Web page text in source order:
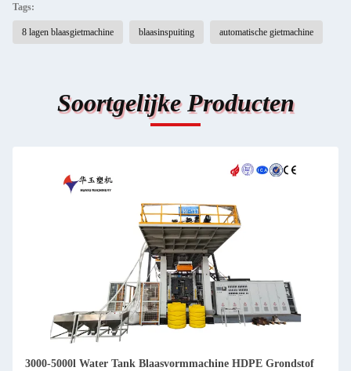
Tags:
8 lagen blaasgietmachine blaasinspuiting automatische gietmachine
Soortgelijke Producten
3000-5000l Water Tank Blaasvormmachine HDPE Grondstof